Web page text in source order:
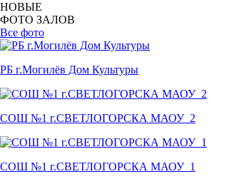
НОВЫЕ
ФОТО ЗАЛОВ
Все фото
РБ г.Могилёв Дом Культуры
СОШ №1 г.СВЕТЛОГОРСКА МАОУ_2
СОШ №1 г.СВЕТЛОГОРСКА МАОУ_1